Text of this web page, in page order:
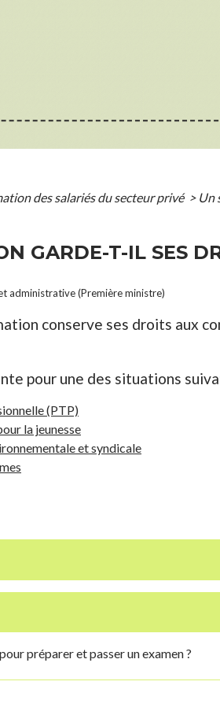
des salariés du secteur privé > Un
GARDE-T-IL SES
administrative (Première ministre)
conserve ses droits aux
pour une des situations
(PTP)
la jeunesse
et syndicale
préparer et passer un examen ?